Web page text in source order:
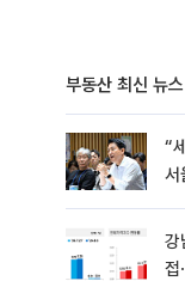
부동산 최신 뉴스
“
서
강
접